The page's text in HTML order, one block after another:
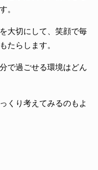
。
大切にして、笑顔で毎
たらします。
で過ごせる環境はどん
くり考えてみるのもよ